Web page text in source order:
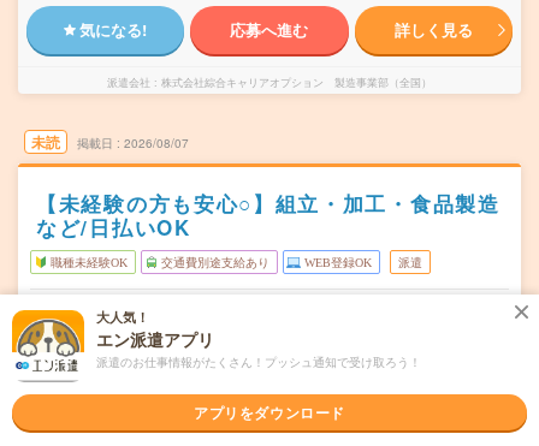
気になる! 応募へ進む 詳しく見る
派遣会社 株式会社綜合キャリアオプション 製造事業部（全国）
未読 掲載日 2026/08/07
【未経験の方も安心○】組立・加工・食品製造
など/日払いOK
職種未経験OK 交通費別途支給あり WEB登録OK 派遣
勤務地
静岡県掛川市
掛川駅から徒歩31分
曜日頻度 シフト制
08:00～20:2020:00～08:20
大人気！
エン派遣アプリ
派遣のお仕事情報がたくさん！プッシュ通知で受け取ろう！
アプリをダウンロード